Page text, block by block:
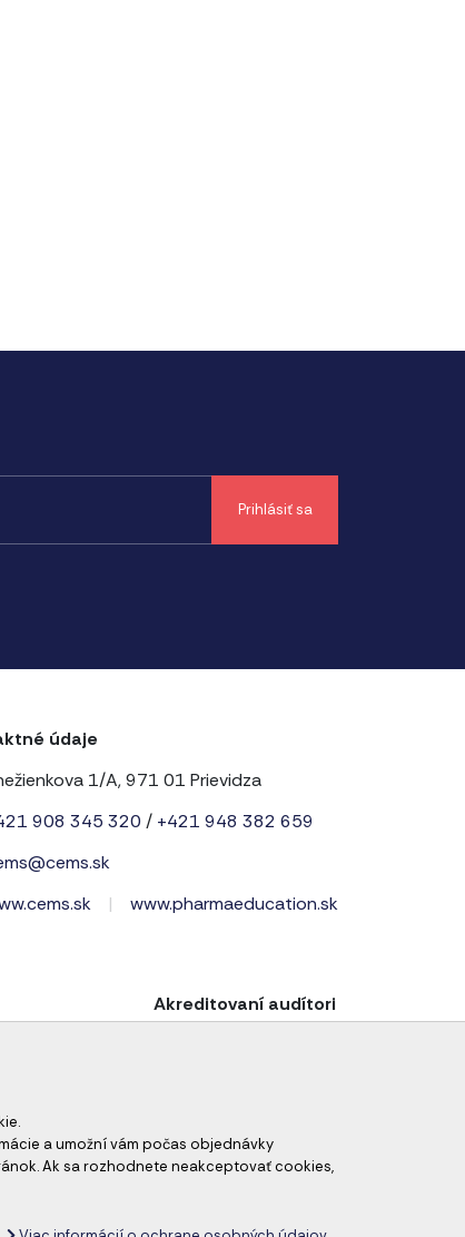
údaje
1/A, 971 01 Prievidza
908 345 320 / +421 948 382 659
| www.pharmaeducation.sk
Akreditovaní audítori
a umožní vám počas objednávky
Ak sa rozhodnete neakceptovať cookies,